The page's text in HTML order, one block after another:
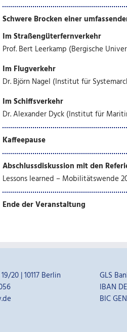
Schwere Brocken einer
Im Straßengüterfernverkehr
Prof. Bert Leerkamp (Bergische
Im Flugverkehr
Dr. Björn Nagel (Institut für
Im Schiffsverkehr
Dr. Alexander Dyck (Institut für
Kaffeepause
Abschlussdiskussion mit den
Lessons learned – Mobilitätswende
Ende der Veranstaltung
20 | 10117 Berlin
GLS
IBAN
BIC